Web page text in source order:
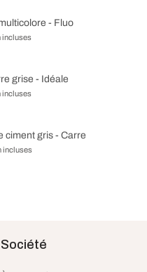
- Fluo
incluses
grise - Idéale
incluses
ciment gris - Carre
incluses
Société